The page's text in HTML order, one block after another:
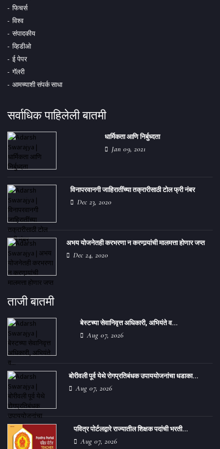
फिचर्स
विश्व
संपादकीय
व्हिडीओ
ई पेपर
गॅलरी
आमच्याशी संपर्क साधा
सर्वाधिक पाहिलेली बातमी
धार्मिकता आणि निर्बुध्दता
Jan 09, 2021
विनापरवानगी जाहिरातींच्या तक्रारीसाठी टोल फ्री नंबर
Dec 23, 2020
अभय योजनेतही करभरणा न करणार्‍यांची मालमत्ता होणार जप्त
Dec 24, 2020
ताजी बातमी
बेस्टच्या सेवानिवृत्त अधिकारी, अभियंते व...
Aug 07, 2026
बोरीवली पूर्व येथे रोगप्रतिबंधक उपाययोजनांचा धडाका...
Aug 07, 2026
पवित्र पोर्टलद्वारे राज्यातील शिक्षक पदांची भरती...
Aug 07, 2026